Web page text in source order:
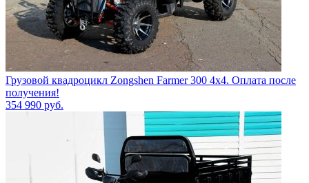
Грузовой квадроцикл Zongshen Farmer 300 4х4. Оплата после
получения!
354 990 руб.